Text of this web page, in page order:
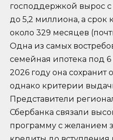
господдержкой вырос
до 5,2 миллиона, а срок
около 329 месяцев
Одна из самых
семейная ипотека под
2026 году она сохранит
однако критерии
Представители
Сбербанка связали
программу с желанием